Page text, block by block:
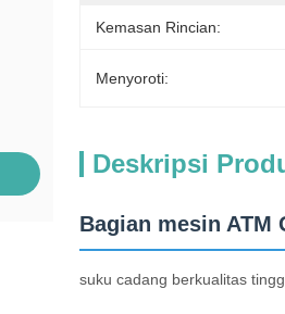
Kemasan Rincian:
Menyoroti:
Deskripsi
Bagian mesin ATM
suku cadang berkualitas